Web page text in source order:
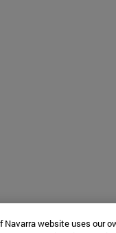
Navarra website uses our